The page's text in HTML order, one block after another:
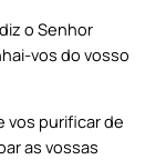
o Senhor
vos do vosso
vos purificar de
as vossas